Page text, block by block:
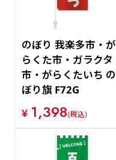
のぼり 我楽多市・が
らくた市・ガラクタ
市・がらくたいち の
ぼり旗 F72G
¥ 1,398(税込)